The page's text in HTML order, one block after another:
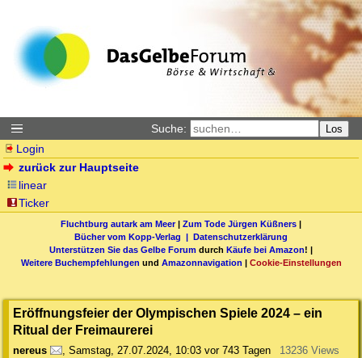
Suche: Los
Login
zurück zur Hauptseite
linear
Ticker
Fluchtburg autark am Meer| Zum Tode Jürgen Küßners |
Bücher vom Kopp-Verlag | Datenschutzerklärung
Unterstützen Sie das Gelbe Forum durch Käufe bei Amazon! |
Weitere Buchempfehlungen und Amazonnavigation | Cookie-Einstellungen
Eröffnungsfeier der Olympischen Spiele 2024 – ein
Ritual der Freimaurerei
nereus , Samstag, 27.07.2024, 10:03 vor 743 Tagen 13236 Views